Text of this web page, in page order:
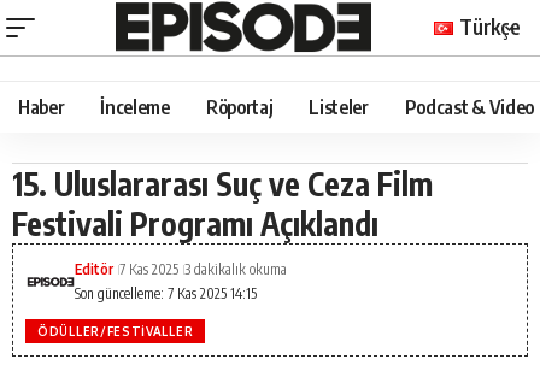
Türkçe
Haber İnceleme Röportaj Listeler Podcast & Video
15. Uluslararası Suç ve Ceza Film
Festivali Programı Açıklandı
Son güncelleme: 7 Kas 2025 14:15
Editör 7 Kas 2025 3 dakikalık okuma
ÖDÜLLER/FESTIVALLER